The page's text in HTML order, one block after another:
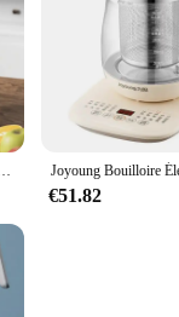
à domicile, mise hors tension automatique, grande capacité de 1,7 L, haut de gamme
€51.82